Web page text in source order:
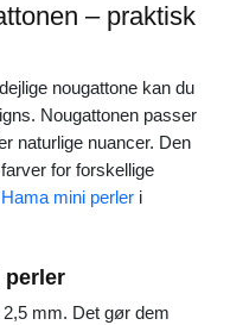
– praktisk
nougattone kan du
Nougattonen passer
naturlige nuancer. Den
for forskellige
Hama mini perler i
perler
mm. Det gør dem